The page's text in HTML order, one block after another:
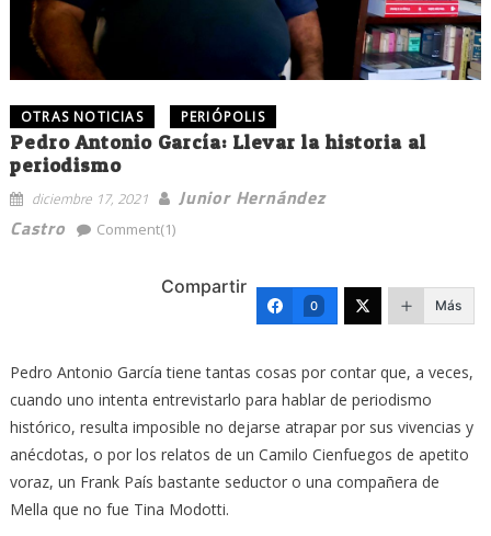
OTRAS NOTICIAS PERIÓPOLIS
Pedro Antonio García: Llevar la historia al
periodismo
diciembre 17, 2021
Junior Hernández
Castro
Comment(1)
Compartir
0 Más
Pedro Antonio García tiene tantas cosas por contar que, a veces,
cuando uno intenta entrevistarlo para hablar de periodismo
histórico, resulta imposible no dejarse atrapar por sus vivencias y
anécdotas, o por los relatos de un Camilo Cienfuegos de apetito
voraz, un Frank País bastante seductor o una compañera de
Mella que no fue Tina Modotti.